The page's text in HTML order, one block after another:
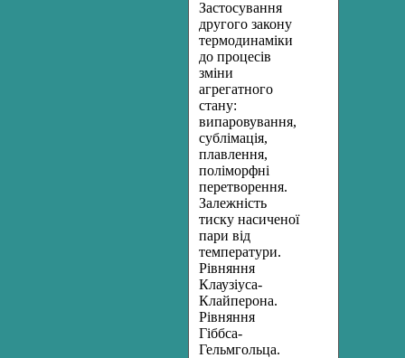
Застосування
другого закону
термодинаміки
до процесів
зміни
агрегатного
стану:
випаровування,
сублімація,
плавлення,
поліморфні
перетворення.
Залежність
тиску насиченої
пари від
температури.
Рівняння
Клаузіуса-
Клайперона.
Рівняння
Гіббса-
Гельмгольца.